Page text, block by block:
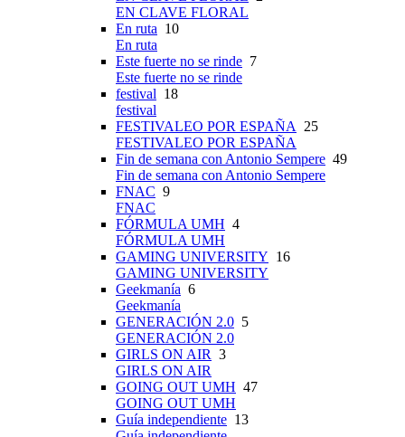
EN CLAVE FLORAL
En ruta 10
En ruta
Este fuerte no se rinde 7
Este fuerte no se rinde
festival 18
festival
FESTIVALEO POR ESPAÑA 25
FESTIVALEO POR ESPAÑA
Fin de semana con Antonio Sempere 49
Fin de semana con Antonio Sempere
FNAC 9
FNAC
FÓRMULA UMH 4
FÓRMULA UMH
GAMING UNIVERSITY 16
GAMING UNIVERSITY
Geekmanía 6
Geekmanía
GENERACIÓN 2.0 5
GENERACIÓN 2.0
GIRLS ON AIR 3
GIRLS ON AIR
GOING OUT UMH 47
GOING OUT UMH
Guía independiente 13